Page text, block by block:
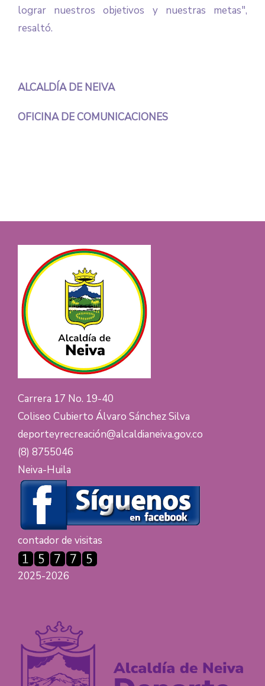
lograr nuestros objetivos y nuestras metas",
resaltó.
ALCALDÍA DE NEIVA
OFICINA DE COMUNICACIONES
Carrera 17 No. 19-40
Coliseo Cubierto Álvaro Sánchez Silva
deporteyrecreación@alcaldianeiva.gov.co
(8) 8755046
Neiva-Huila
contador de visitas
2025-2026